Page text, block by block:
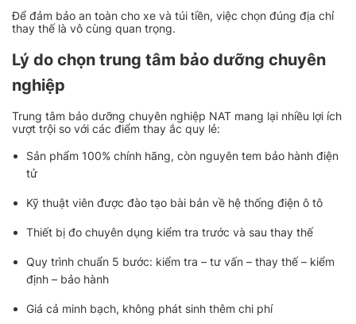
Để đảm bảo an toàn cho xe và túi tiền, việc chọn đúng địa chỉ
thay thế là vô cùng quan trọng.
Lý do chọn trung tâm bảo dưỡng chuyên
nghiệp
Trung tâm bảo dưỡng chuyên nghiệp NAT mang lại nhiều lợi ích
vượt trội so với các điểm thay ắc quy lẻ:
Sản phẩm 100% chính hãng, còn nguyên tem bảo hành điện
tử
Kỹ thuật viên được đào tạo bài bản về hệ thống điện ô tô
Thiết bị đo chuyên dụng kiểm tra trước và sau thay thế
Quy trình chuẩn 5 bước: kiểm tra – tư vấn – thay thế – kiểm
định – bảo hành
Giá cả minh bạch, không phát sinh thêm chi phí